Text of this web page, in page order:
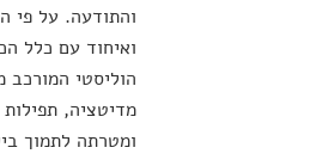
והתודעה. על פי
ואיחוד עם כלל
הוליסטי המורכב
מדיטציה,
ומטרתה לתמוך